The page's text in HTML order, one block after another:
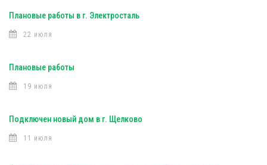
Плановые работы в г. Электросталь
22 июля
Плановые работы
19 июля
Подключен новый дом в г. Щелково
11 июля